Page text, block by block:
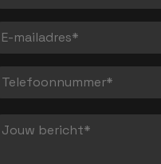
Voornaam
E-mailadres
Telefoonnummer